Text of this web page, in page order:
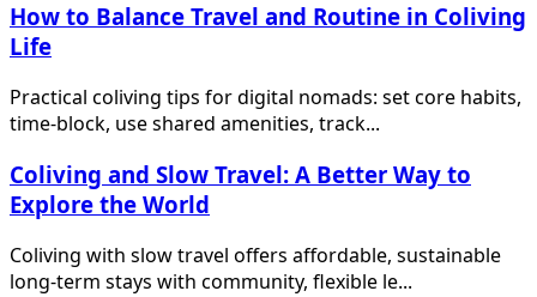
How to Balance Travel and Routine in Coliving
Life
Practical coliving tips for digital nomads: set core habits,
time-block, use shared amenities, track...
Coliving and Slow Travel: A Better Way to
Explore the World
Coliving with slow travel offers affordable, sustainable
long-term stays with community, flexible le...